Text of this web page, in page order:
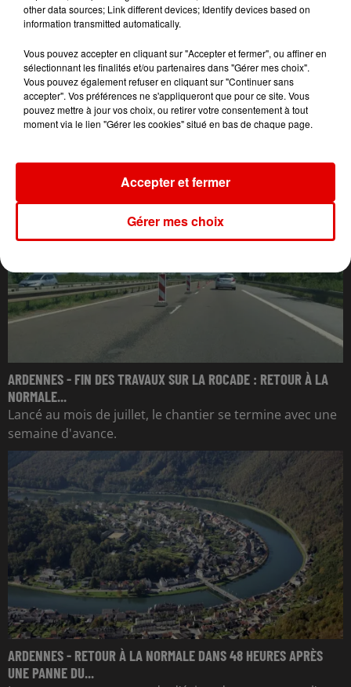
ARDENNES - FIN DES TRAVAUX SUR LA ROCADE : RETOUR À LA
NORMALE...
Lancé au mois de juillet, le chantier se termine avec une
semaine d'avance.
ARDENNES - RETOUR À LA NORMALE DANS 48 HEURES APRÈS
UNE PANNE DU...
other data sources; Link different devices; Identify devices based on
information transmitted automatically.
Vous pouvez accepter en cliquant sur "Accepter et fermer", ou affiner en
sélectionnant les finalités et/ou partenaires dans "Gérer mes choix".
Vous pouvez également refuser en cliquant sur "Continuer sans
accepter". Vos préférences ne s'appliqueront que pour ce site. Vous
pouvez mettre à jour vos choix, ou retirer votre consentement à tout
moment via le lien "Gérer les cookies" situé en bas de chaque page.
Gérer mes choix
Accepter et fermer